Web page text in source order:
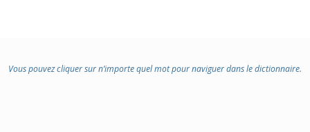
Vous pouvez cliquer sur n’importe quel mot pour naviguer dans le dictionnaire.